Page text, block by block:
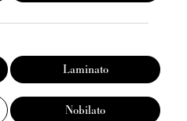
Laminato
Nobilato